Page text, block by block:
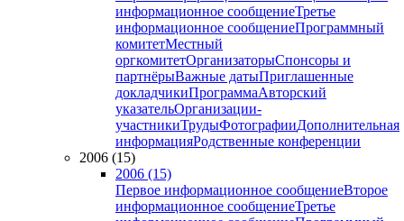
информационное сообщениеТретье
информационное сообщениеПрограммный
комитетМестный
оргкомитетОрганизаторыСпонсоры и
партнёрыВажные датыПриглашенные
докладчикиПрограммаАвторский
указательОрганизации-
участникиТрудыФотографииДополнительная
информацияРодственные конференции
2006 (15)
2006 (15)
Первое информационное сообщениеВторое
информационное сообщениеТретье